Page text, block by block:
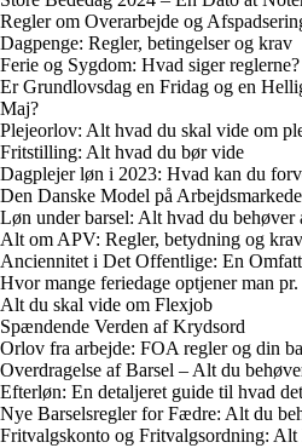
Regler om Overarbejde og
Dagpenge: Regler, betingelser og krav
Ferie og Sygdom: Hvad siger reglerne?
Er Grundlovsdag en Fridag og en
Maj?
Plejeorlov: Alt hvad du skal vide om
Fritstilling: Alt hvad du bør vide
Dagplejer løn i 2023: Hvad kan du
Den Danske Model på
Løn under barsel: Alt hvad du behøver
Alt om APV: Regler, betydning og krav
Anciennitet i Det Offentlige: En
Hvor mange feriedage optjener man pr.
Alt du skal vide om Flexjob
Spændende Verden af Krydsord
Orlov fra arbejde: FOA regler og din
Overdragelse af Barsel – Alt du
Efterløn: En detaljeret guide til hvad
Nye Barselsregler for Fædre: Alt du
Fritvalgskonto og Fritvalgsordning: